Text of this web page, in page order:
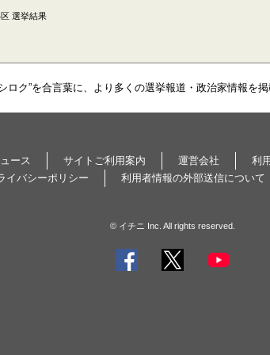
選挙結果
ロク”を合言葉に、より多くの選挙報道・政治家情報を
ース サイトご利用案内 運営会社 利
イバシーポリシー
利用者情報の外部送信について
© イチニ Inc. All rights reserved.